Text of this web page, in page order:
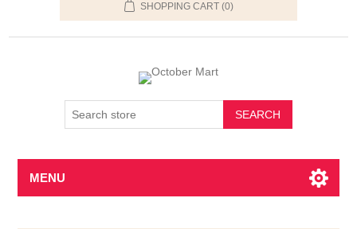
SHOPPING CART (0)
SEARCH
MENU